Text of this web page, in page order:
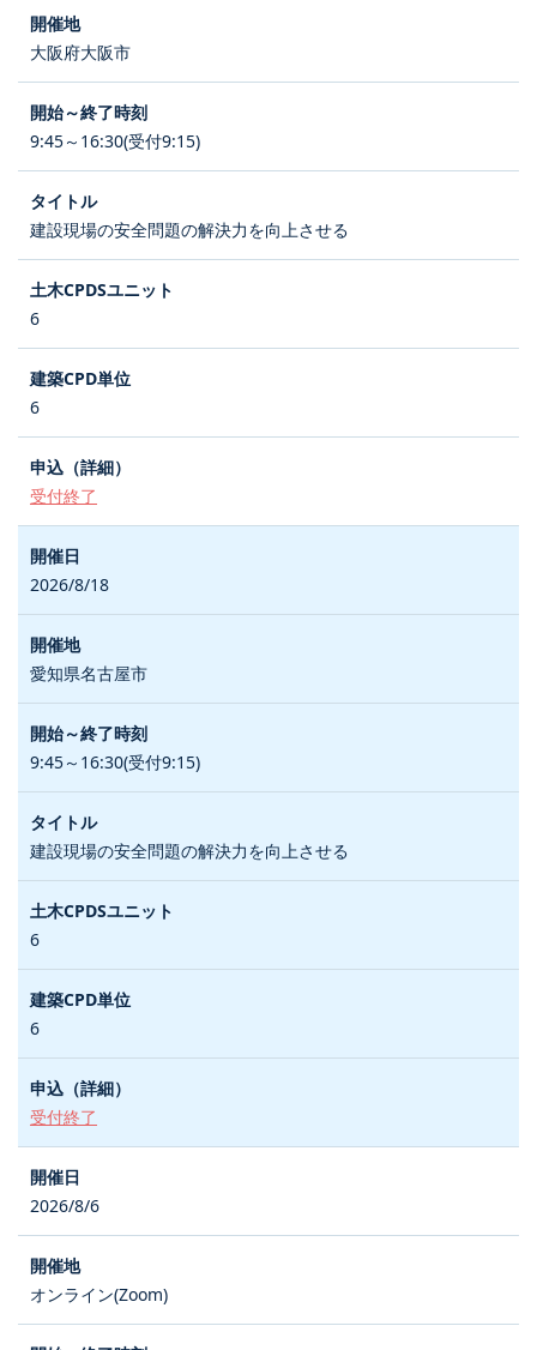
大阪府大阪市
9:45～16:30(受付9:15)
建設現場の安全問題の解決力を向上させる
6
6
受付終了
2026/8/18
愛知県名古屋市
9:45～16:30(受付9:15)
建設現場の安全問題の解決力を向上させる
6
6
受付終了
2026/8/6
オンライン(Zoom)